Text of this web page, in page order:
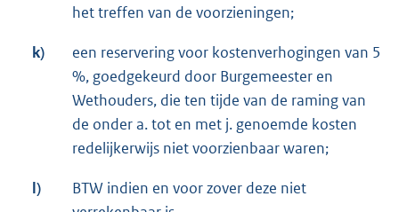
het treffen van de voorzieningen;
k)
een reservering voor kostenverhogingen van 5
%, goedgekeurd door Burgemeester en
Wethouders, die ten tijde van de raming van
de onder a. tot en met j. genoemde kosten
redelijkerwijs niet voorzienbaar waren;
l)
BTW indien en voor zover deze niet